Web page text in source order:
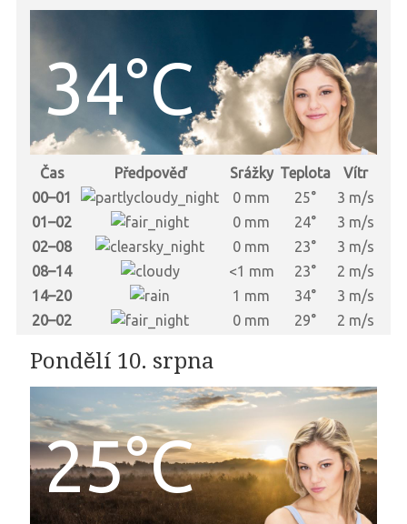
34°C
Čas Předpověď Srážky Teplota
Vítr
00–01
0 mm 25°
3 m/s
01–02
0 mm 24°
3 m/s
02–08
0 mm 23°
3 m/s
08–14
<1 mm 23°
2 m/s
14–20
1 mm 34°
3 m/s
20–02
0 mm 29° 2 m/s
Pondělí 10. srpna
25°C